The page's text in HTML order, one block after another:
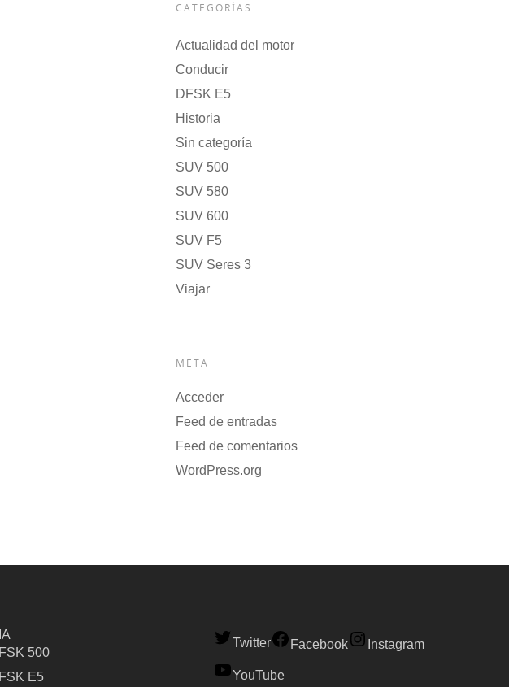
CATEGORÍAS
Actualidad del motor
Conducir
DFSK E5
Historia
Sin categoría
SUV 500
SUV 580
SUV 600
SUV F5
SUV Seres 3
Viajar
META
Acceder
Feed de entradas
Feed de comentarios
WordPress.org
500
E5
Twitter Facebook Instagram
YouTube